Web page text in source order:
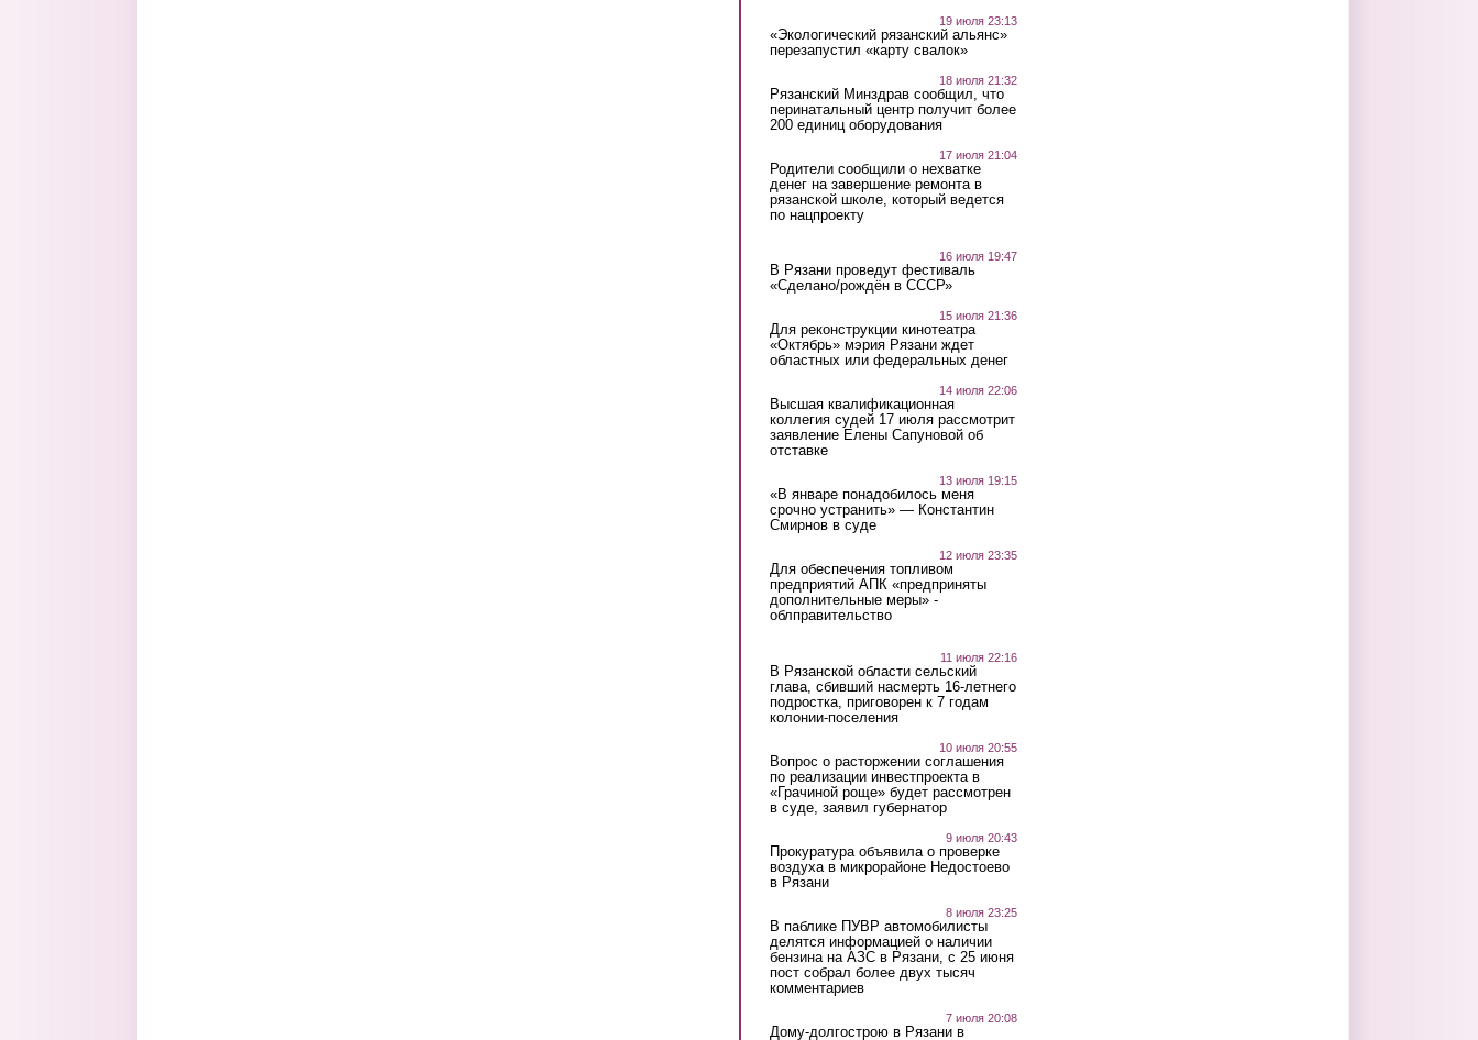
19 июля 23:13
«Экологический рязанский альянс»
перезапустил «карту свалок»
18 июля 21:32
Рязанский Минздрав сообщил, что
перинатальный центр получит более
200 единиц оборудования
17 июля 21:04
Родители сообщили о нехватке
денег на завершение ремонта в
рязанской школе, который ведется
по нацпроекту
16 июля 19:47
В Рязани проведут фестиваль
«Сделано/рождён в СССР»
15 июля 21:36
Для реконструкции кинотеатра
«Октябрь» мэрия Рязани ждет
областных или федеральных денег
14 июля 22:06
Высшая квалификационная
коллегия судей 17 июля рассмотрит
заявление Елены Сапуновой об
отставке
13 июля 19:15
«В январе понадобилось меня
срочно устранить» — Константин
Смирнов в суде
12 июля 23:35
Для обеспечения топливом
предприятий АПК «предприняты
дополнительные меры» -
облправительство
11 июля 22:16
В Рязанской области сельский
глава, сбивший насмерть 16-летнего
подростка, приговорен к 7 годам
колонии-поселения
10 июля 20:55
Вопрос о расторжении соглашения
по реализации инвестпроекта в
«Грачиной роще» будет рассмотрен
в суде, заявил губернатор
9 июля 20:43
Прокуратура объявила о проверке
воздуха в микрорайоне Недостоево
в Рязани
8 июля 23:25
В паблике ПУВР автомобилисты
делятся информацией о наличии
бензина на АЗС в Рязани, с 25 июня
пост собрал более двух тысяч
комментариев
7 июля 20:08
Дому-долгострою в Рязани в